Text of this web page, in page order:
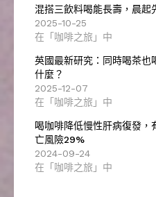
混搭三飲料喝能長壽，晨起
2025-10-25
在「咖啡之旅」中
英國最新研究：同時喝茶也
什麼？
2025-12-07
在「咖啡之旅」中
喝咖啡降低慢性肝病復發，
亡風險29%
2024-09-24
在「咖啡之旅」中